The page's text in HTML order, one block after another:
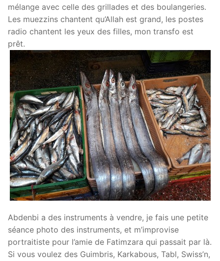
mélange avec celle des grillades et des boulangeries.
Les muezzins chantent qu’Allah est grand, les postes
radio chantent les yeux des filles, mon transfo est
prêt.
Abdenbi a des instruments à vendre, je fais une petite
séance photo des instruments, et m’improvise
portraitiste pour l’amie de Fatimzara qui passait par là.
Si vous voulez des Guimbris, Karkabous, Tabl, Swiss’n,